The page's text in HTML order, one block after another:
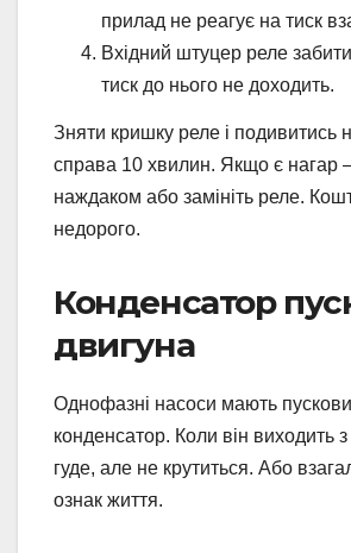
прилад не реагує на тиск
Вхідний штуцер реле
тиск до нього не доходить.
Зняти кришку реле і подивитись
справа 10 хвилин. Якщо є нагар
наждаком або замініть реле.
недорого.
Конденсатор
двигуна
Однофазні насоси мають
конденсатор. Коли він виходить
гуде, але не крутиться. Або
ознак життя.